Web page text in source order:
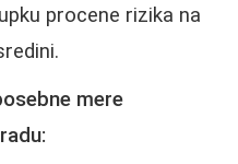
procene rizika na
mere